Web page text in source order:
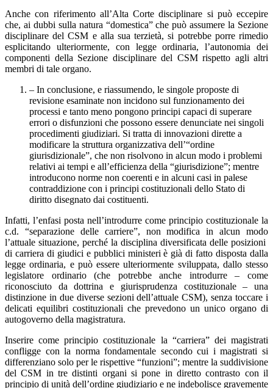
Anche con riferimento all’Alta Corte disciplinare si può eccepire
che, ai dubbi sulla natura “domestica” che può assumere la Sezione
disciplinare del CSM e alla sua terzietà, si potrebbe porre rimedio
esplicitando ulteriormente, con legge ordinaria, l’autonomia dei
componenti della Sezione disciplinare del CSM rispetto agli altri
membri di tale organo.
– In conclusione, e riassumendo, le singole proposte di
revisione esaminate non incidono sul funzionamento dei
processi e tanto meno pongono principi capaci di superare
errori o disfunzioni che possono essere denunciate nei singoli
procedimenti giudiziari. Si tratta di innovazioni dirette a
modificare la struttura organizzativa dell’“ordine
giurisdizionale”, che non risolvono in alcun modo i problemi
relativi ai tempi e all’efficienza della “giurisdizione”; mentre
introducono norme non coerenti e in alcuni casi in palese
contraddizione con i principi costituzionali dello Stato di
diritto disegnato dai costituenti.
Infatti, l’enfasi posta nell’introdurre come principio costituzionale la
c.d. “separazione delle carriere”, non modifica in alcun modo
l’attuale situazione, perché la disciplina diversificata delle posizioni
di carriera di giudici e pubblici ministeri è già di fatto disposta dalla
legge ordinaria, e può essere ulteriormente sviluppata, dallo stesso
legislatore ordinario (che potrebbe anche introdurre – come
riconosciuto da dottrina e giurisprudenza costituzionale – una
distinzione in due diverse sezioni dell’attuale CSM), senza toccare i
delicati equilibri costituzionali che prevedono un unico organo di
autogoverno della magistratura.
Inserire come principio costituzionale la “carriera” dei magistrati
confligge con la norma fondamentale secondo cui i magistrati si
differenziano solo per le rispettive “funzioni”; mentre la suddivisione
del CSM in tre distinti organi si pone in diretto contrasto con il
principio di unità dell’ordine giudiziario e ne indebolisce gravemente